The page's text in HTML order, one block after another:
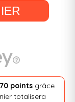
pointsgrâce
totalisera